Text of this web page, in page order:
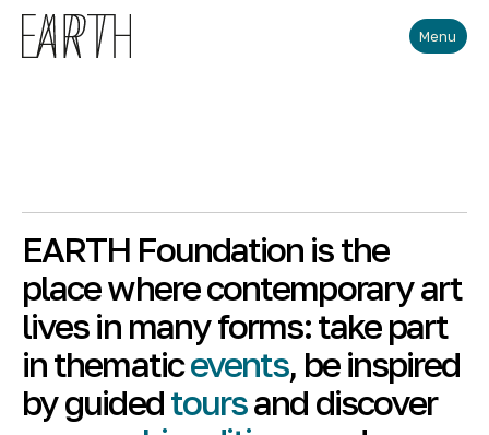
Skip to main content
Menu
EARTH Foundation is the
place where contemporary art
lives in many forms: take part
in thematicevents, be inspired
by guidedtoursand discover